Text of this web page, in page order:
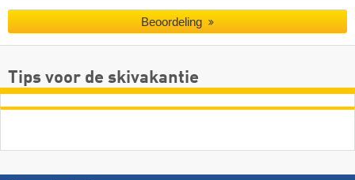
Beoordeling
Tips voor de skivakantie